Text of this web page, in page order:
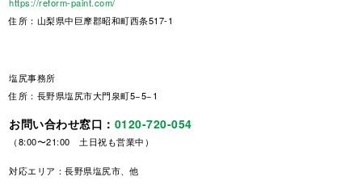
住所：山梨県中巨摩郡昭和町西条517-1
塩尻事務所
住所：長野県塩尻市大門泉町5−5−1
お問い合わせ窓口： 0120-720-054
（8:00〜21:00 土日祝も営業中）
対応エリア：長野県塩尻市、他